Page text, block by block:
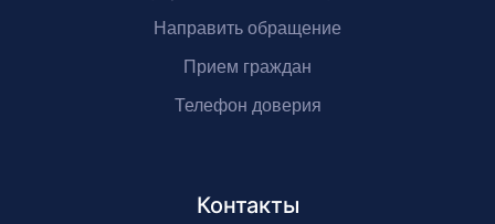
Направить обращение
Прием граждан
Телефон доверия
Контакты